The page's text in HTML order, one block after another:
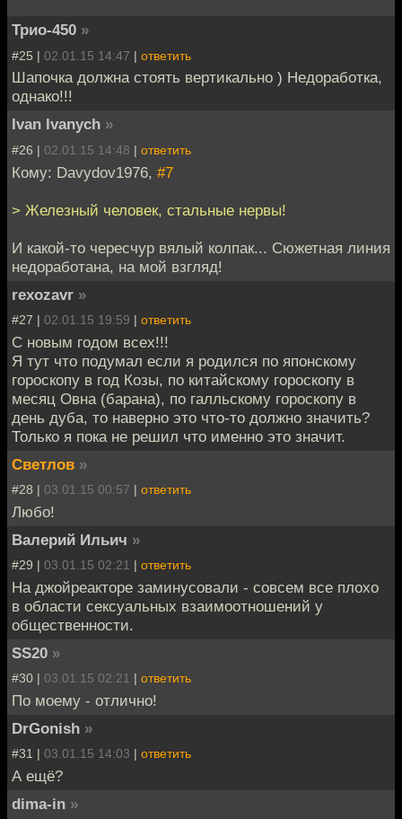
Трио-450 »
#25 | 02.01.15 14:47 | ответить
Шапочка должна стоять вертикально ) Недоработка,
однако!!!
Ivan Ivanych »
#26 | 02.01.15 14:48 | ответить
Кому: Davydov1976, #7
> Железный человек, стальные нервы!
И какой-то чересчур вялый колпак... Сюжетная линия
недоработана, на мой взгляд!
rexozavr »
#27 | 02.01.15 19:59 | ответить
С новым годом всех!!!
Я тут что подумал если я родился по японскому
гороскопу в год Козы, по китайскому гороскопу в
месяц Овна (барана), по галльскому гороскопу в
день дуба, то наверно это что-то должно значить?
Только я пока не решил что именно это значит.
Светлов »
#28 | 03.01.15 00:57 | ответить
Любо!
Валерий Ильич »
#29 | 03.01.15 02:21 | ответить
На джойреакторе заминусовали - совсем все плохо
в области сексуальных взаимоотношений у
общественности.
SS20 »
#30 | 03.01.15 02:21 | ответить
По моему - отлично!
DrGonish »
#31 | 03.01.15 14:03 | ответить
А ещё?
dima-in »